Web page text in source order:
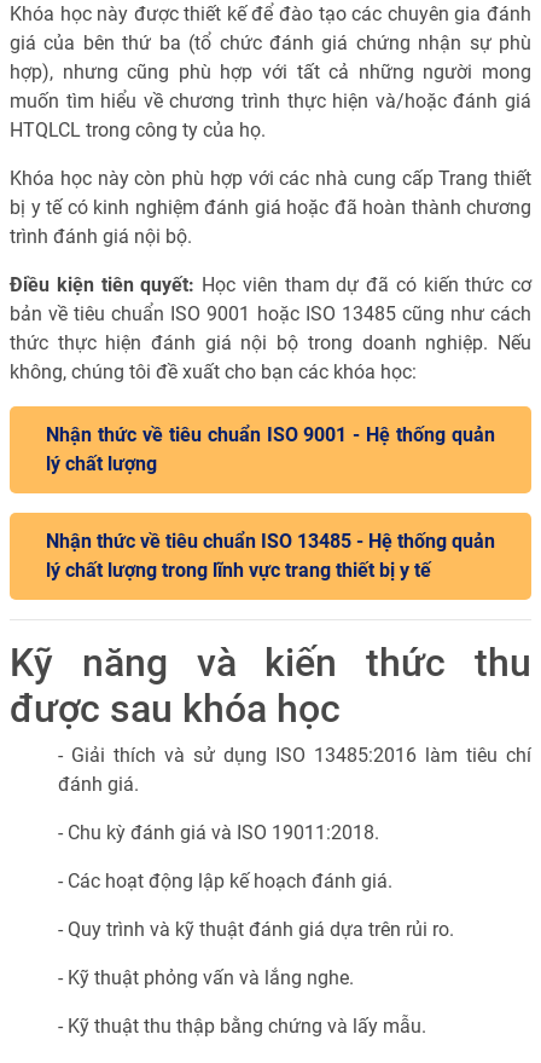
Khóa học này được thiết kế để đào tạo các chuyên gia đánh
giá của bên thứ ba (tổ chức đánh giá chứng nhận sự phù
hợp), nhưng cũng phù hợp với tất cả những người mong
muốn tìm hiểu về chương trình thực hiện và/hoặc đánh giá
HTQLCL trong công ty của họ.
Khóa học này còn phù hợp với các nhà cung cấp Trang thiết
bị y tế có kinh nghiệm đánh giá hoặc đã hoàn thành chương
trình đánh giá nội bộ.
Điều kiện tiên quyết: Học viên tham dự đã có kiến thức cơ
bản về tiêu chuẩn ISO 9001 hoặc ISO 13485 cũng như cách
thức thực hiện đánh giá nội bộ trong doanh nghiệp. Nếu
không, chúng tôi đề xuất cho bạn các khóa học:
Nhận thức về tiêu chuẩn ISO 9001 - Hệ thống quản
lý chất lượng
Nhận thức về tiêu chuẩn ISO 13485 - Hệ thống quản
lý chất lượng trong lĩnh vực trang thiết bị y tế
Kỹ năng và kiến thức thu
được sau khóa học
- Giải thích và sử dụng ISO 13485:2016 làm tiêu chí
đánh giá.
- Chu kỳ đánh giá và ISO 19011:2018.
- Các hoạt động lập kế hoạch đánh giá.
- Quy trình và kỹ thuật đánh giá dựa trên rủi ro.
- Kỹ thuật phỏng vấn và lắng nghe.
- Kỹ thuật thu thập bằng chứng và lấy mẫu.